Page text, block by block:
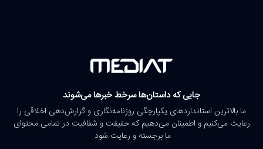
جایی که داستان‌ها سرخط خبرها می‌شوند
ما بالاترین استانداردهای یکپارچگی روزنامه‌نگاری و گزارش‌دهی اخلاقی را
رعایت می‌کنیم و اطمینان می‌دهیم که حقیقت و شفافیت در تمامی محتوای
ما برجسته و رعایت شود.